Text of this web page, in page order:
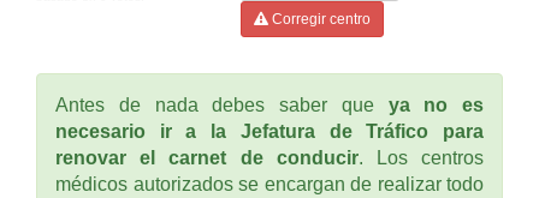
Corregir centro
Antes de nada debes saber que ya no es
necesario ir a la Jefatura de Tráfico para
renovar el carnet de conducir. Los centros
médicos autorizados se encargan de realizar todo